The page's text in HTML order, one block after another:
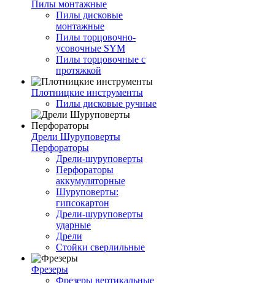
Пилы монтажные
Пилы дисковые
монтажные
Пилы торцовочно-
усовочные SYM
Пилы торцовочные с
протяжкой
Плотницкие инструменты
Пилы дисковые ручные
Дрели Шуруповерты
Перфораторы
Дрели-шуруповерты
Перфораторы
аккумуляторные
Шуруповерты:
гипсокартон
Дрели-шуруповерты
ударные
Дрели
Стойки сверлильные
Фрезеры
Фрезеры вертикальные